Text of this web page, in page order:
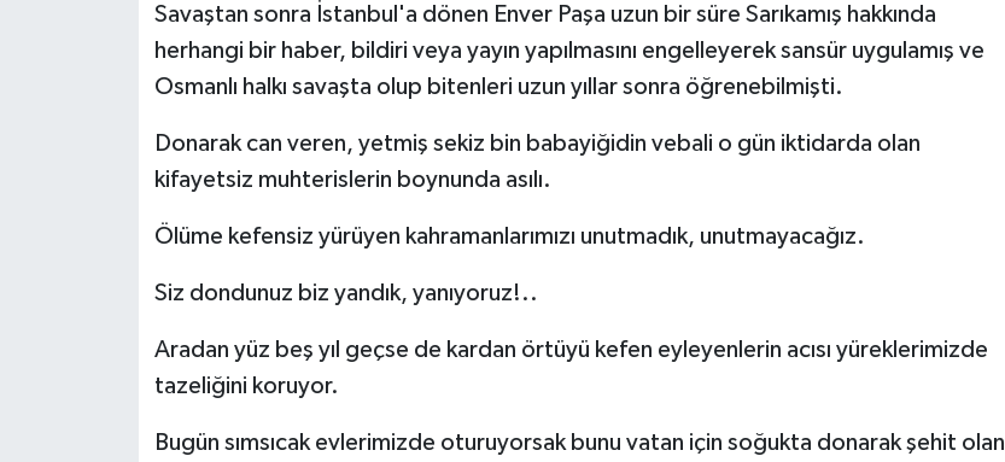
Savaştan sonra İstanbul'a dönen Enver Paşa uzun bir süre Sarıkamış hakkında
herhangi bir haber, bildiri veya yayın yapılmasını engelleyerek sansür uygulamış ve
Osmanlı halkı savaşta olup bitenleri uzun yıllar sonra öğrenebilmişti.
Donarak can veren, yetmiş sekiz bin babayiğidin vebali o gün iktidarda olan
kifayetsiz muhterislerin boynunda asılı.
Ölüme kefensiz yürüyen kahramanlarımızı unutmadık, unutmayacağız.
Siz dondunuz biz yandık, yanıyoruz!..
Aradan yüz beş yıl geçse de kardan örtüyü kefen eyleyenlerin acısı yüreklerimizde
tazeliğini koruyor.
Bugün sımsıcak evlerimizde oturuyorsak bunu vatan için soğukta donarak şehit olan